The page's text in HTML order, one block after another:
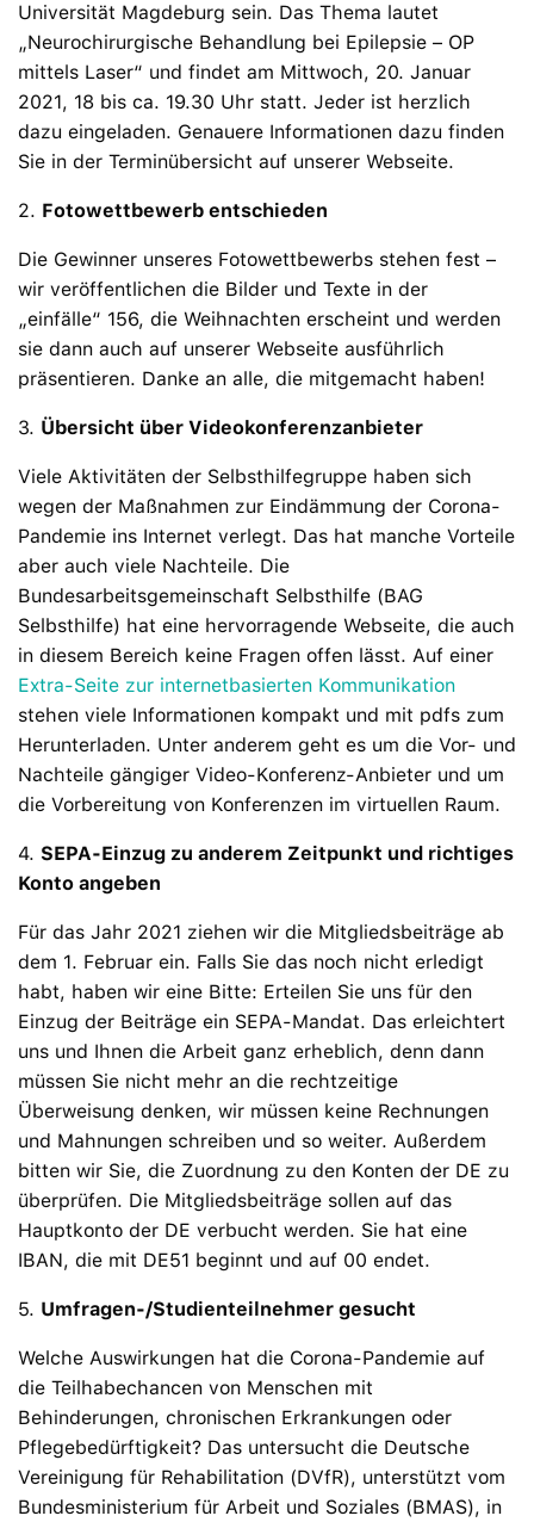
Universität Magdeburg sein. Das Thema lautet
„Neurochirurgische Behandlung bei Epilepsie – OP
mittels Laser“ und findet am Mittwoch, 20. Januar
2021, 18 bis ca. 19.30 Uhr statt. Jeder ist herzlich
dazu eingeladen. Genauere Informationen dazu finden
Sie in der Terminübersicht auf unserer Webseite.
2. Fotowettbewerb entschieden
Die Gewinner unseres Fotowettbewerbs stehen fest –
wir veröffentlichen die Bilder und Texte in der
„einfälle“ 156, die Weihnachten erscheint und werden
sie dann auch auf unserer Webseite ausführlich
präsentieren. Danke an alle, die mitgemacht haben!
3. Übersicht über Videokonferenzanbieter
Viele Aktivitäten der Selbsthilfegruppe haben sich
wegen der Maßnahmen zur Eindämmung der Corona-
Pandemie ins Internet verlegt. Das hat manche Vorteile
aber auch viele Nachteile. Die
Bundesarbeitsgemeinschaft Selbsthilfe (BAG
Selbsthilfe) hat eine hervorragende Webseite, die auch
in diesem Bereich keine Fragen offen lässt. Auf einer
Extra-Seite zur internetbasierten Kommunikation
stehen viele Informationen kompakt und mit pdfs zum
Herunterladen. Unter anderem geht es um die Vor- und
Nachteile gängiger Video-Konferenz-Anbieter und um
die Vorbereitung von Konferenzen im virtuellen Raum.
4. SEPA-Einzug zu anderem Zeitpunkt und richtiges
Konto angeben
Für das Jahr 2021 ziehen wir die Mitgliedsbeiträge ab
dem 1. Februar ein. Falls Sie das noch nicht erledigt
habt, haben wir eine Bitte: Erteilen Sie uns für den
Einzug der Beiträge ein SEPA-Mandat. Das erleichtert
uns und Ihnen die Arbeit ganz erheblich, denn dann
müssen Sie nicht mehr an die rechtzeitige
Überweisung denken, wir müssen keine Rechnungen
und Mahnungen schreiben und so weiter. Außerdem
bitten wir Sie, die Zuordnung zu den Konten der DE zu
überprüfen. Die Mitgliedsbeiträge sollen auf das
Hauptkonto der DE verbucht werden. Sie hat eine
IBAN, die mit DE51 beginnt und auf 00 endet.
5. Umfragen-/Studienteilnehmer gesucht
Welche Auswirkungen hat die Corona-Pandemie auf
die Teilhabechancen von Menschen mit
Behinderungen, chronischen Erkrankungen oder
Pflegebedürftigkeit? Das untersucht die Deutsche
Vereinigung für Rehabilitation (DVfR), unterstützt vom
Bundesministerium für Arbeit und Soziales (BMAS), in